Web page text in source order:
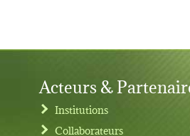
Acteurs &
Institutions
Collaborateurs